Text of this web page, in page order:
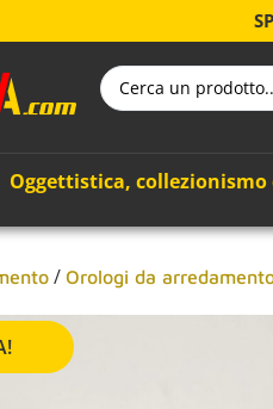
Oggettistica,
/ Orologi da